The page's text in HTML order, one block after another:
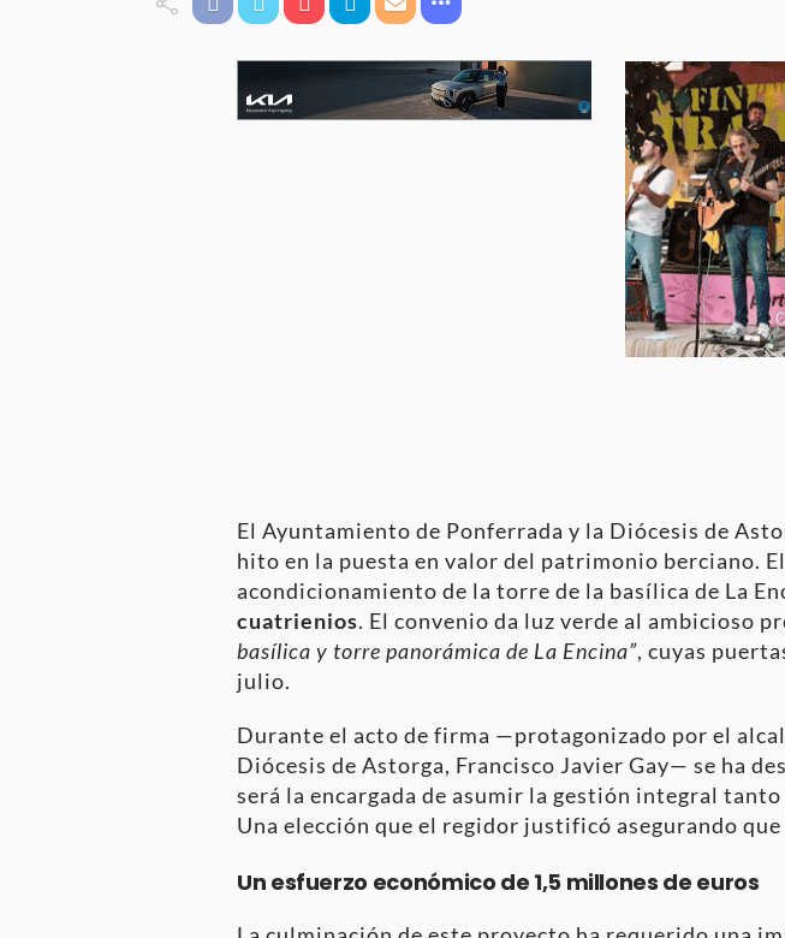
El Ayuntamiento de Ponferrada y la Diócesis de
hito en la puesta en valor del patrimonio berciano.
acondicionamiento de la torre de la basílica de La
cuatrienios. El convenio da luz verde al ambicioso
basílica y torre panorámica de La Encina”, cuyas
julio.
Durante el acto de firma —protagonizado por el
Diócesis de Astorga, Francisco Javier Gay— se ha
será la encargada de asumir la gestión integral
Una elección que el regidor justificó asegurando
Un esfuerzo económico de 1,5 millones de euros